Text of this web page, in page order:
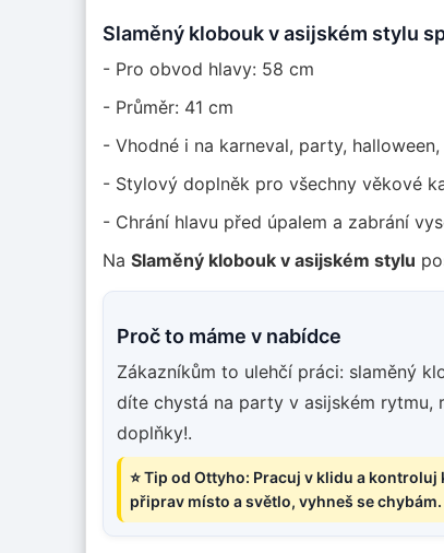
Slaměný klobouk v asijském stylu
- Pro obvod hlavy: 58 cm
- Průměr: 41 cm
- Vhodné i na karneval, party, halloween,
- Stylový doplněk pro všechny věkové
- Chrání hlavu před úpalem a zabrání
NaSlaměný klobouk v asijském stylu
Proč to máme v nabídce
Zákazníkům to ulehčí práci: slaměný
díte chystá na party v asijském rytmu,
doplňky!.
⭐ Tip od Ottyho: Pracuj v klidu a
připrav místo a světlo, vyhneš se chybám.